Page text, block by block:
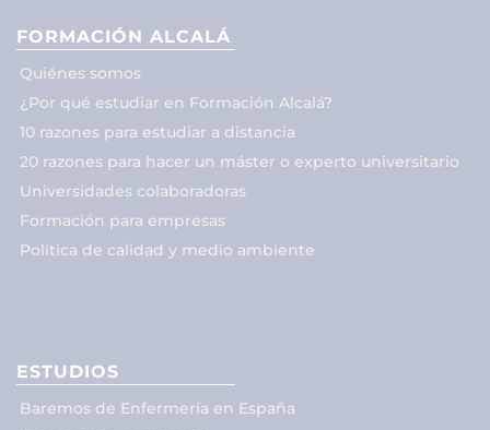
FORMACIÓN ALCALÁ
Quiénes somos
¿Por qué estudiar en Formación Alcalá?
10 razones para estudiar a distancia
20 razones para hacer un máster o experto universitario
Universidades colaboradoras
Formación para empresas
Política de calidad y medio ambiente
ESTUDIOS
Baremos de Enfermería en España